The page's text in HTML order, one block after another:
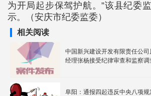
为开局起步保驾护航。”该县纪委
示。（安庆市纪委监委）
相关阅读
中国新兴建设开发有限责任公司
经理张杨接受纪律审查和监察调
阜阳：通报四起违反中央八项规